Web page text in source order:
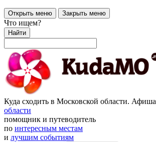
Открыть меню Закрыть меню
Что ищем?
Найти
Куда сходить в Московской области. Афиша
области
помощник и путеводитель
по интересным местам
и лучшим событиям